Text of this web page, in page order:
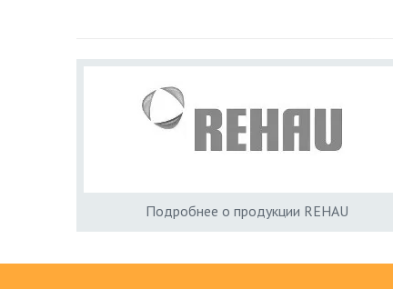
Подробнее о продукции REHAU